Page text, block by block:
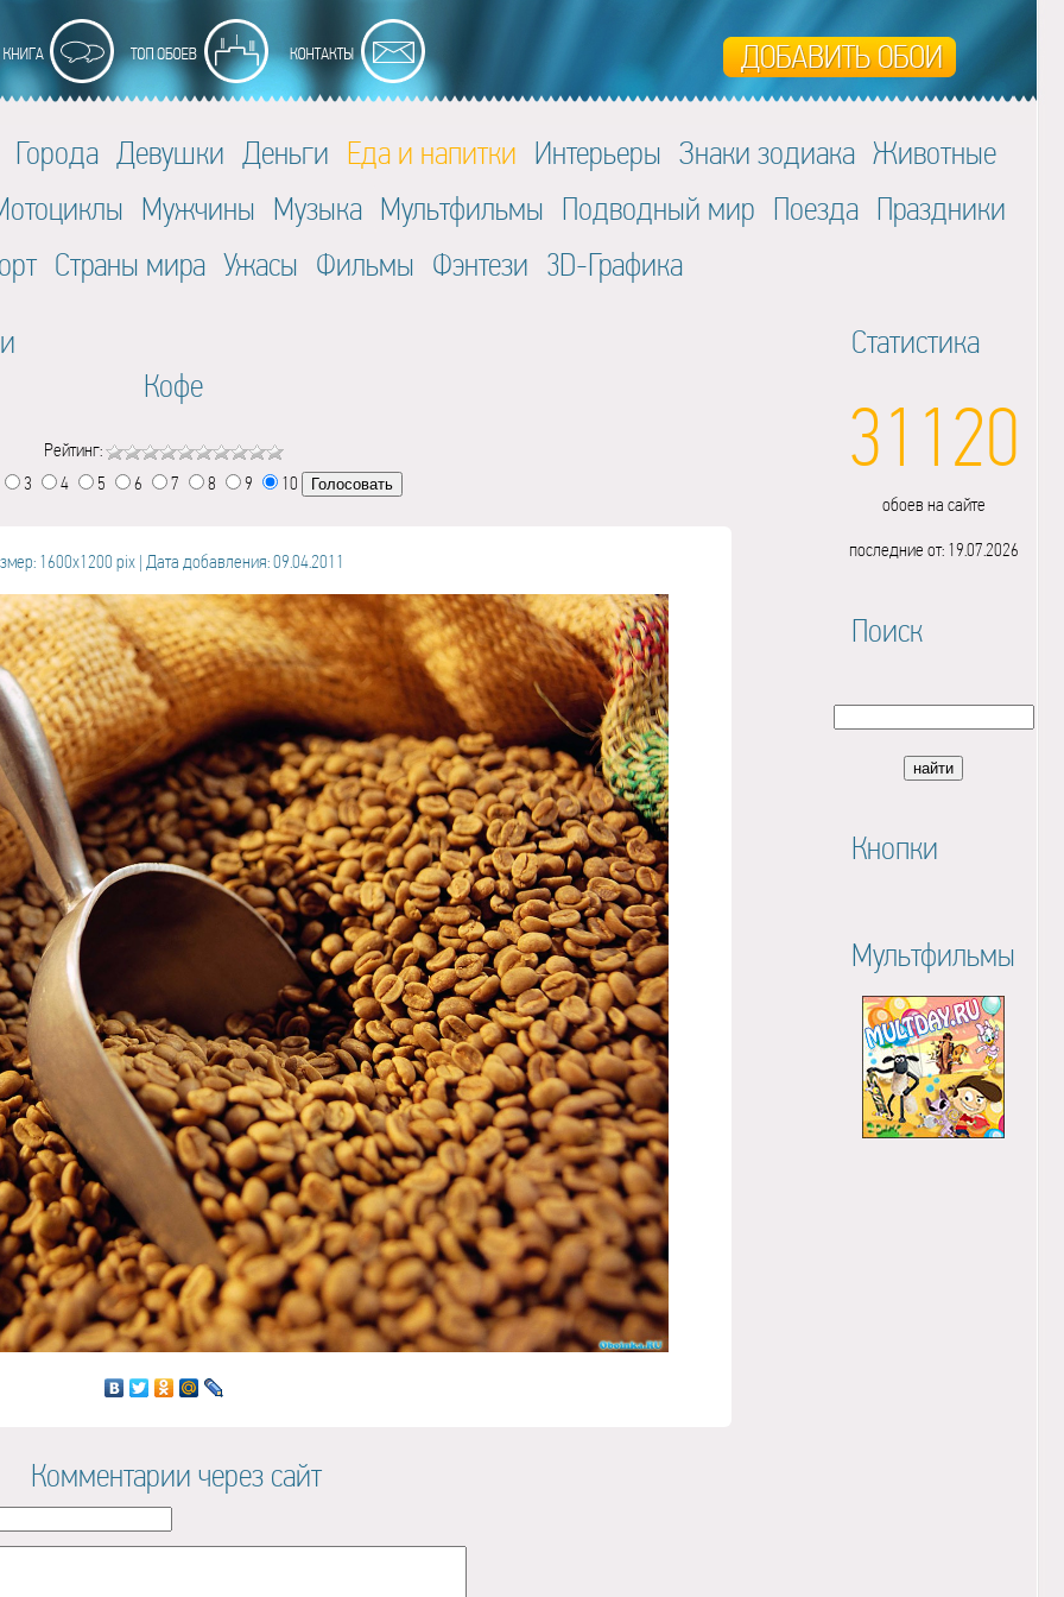
Города Девушки Деньги Еда и напитки Интерьеры Знаки зодиака Животные
Мужчины Музыка Мультфильмы Подводный мир Поезда Праздники
Страны мира Ужасы Фильмы Фэнтези 3D-Графика
Кофе
Рейтинг:
3
4 5 6 7 8 9 10
1600x1200 pix | Дата добавления: 09.04.2011
Комментарии через сайт
Статистика
31120
обоев на сайте
последние от: 19.07.2026
Поиск
Кнопки
Мультфильмы